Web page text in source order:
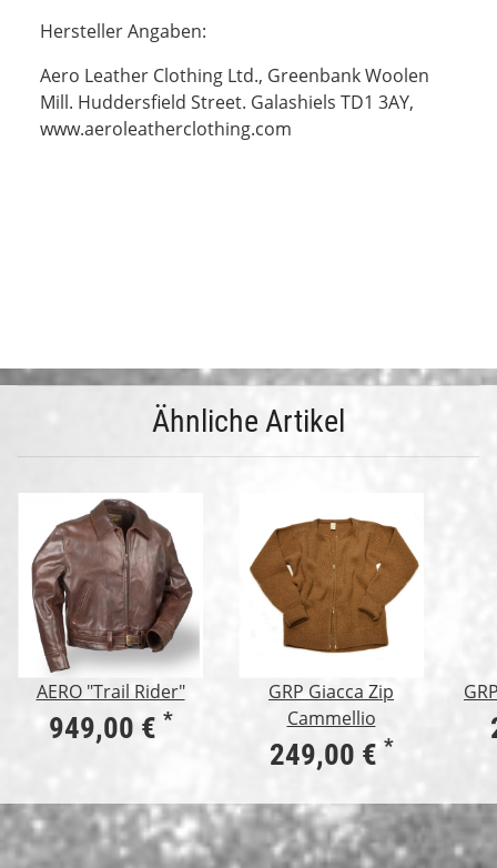
Hersteller Angaben:
Aero Leather Clothing Ltd., Greenbank Woolen
Mill. Huddersfield Street. Galashiels TD1 3AY,
www.aeroleatherclothing.com
Ähnliche Artikel
AERO "Trail Rider"
949,00 € *
GRP Giacca Zip
Cammellio
249,00 € *